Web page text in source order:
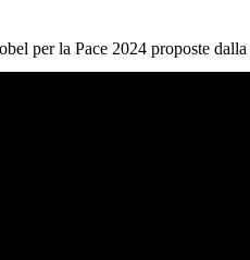
per la Pace 2024 proposte dalla